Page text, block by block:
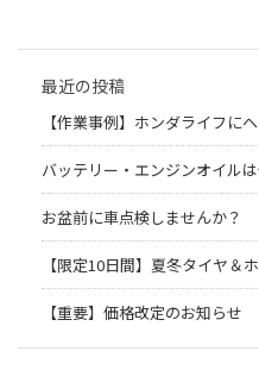
最近の投稿
【作業事例】ホンダライフに
バッテリー・エンジンオイル
お盆前に車点検しませんか？
【限定10日間】夏冬タイヤ＆
【重要】価格改定のお知らせ